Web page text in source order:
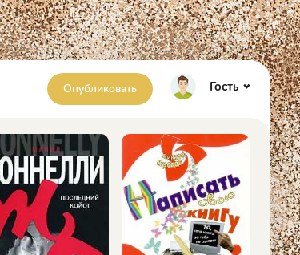
Опубликовать Гость